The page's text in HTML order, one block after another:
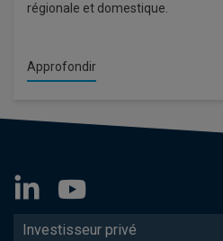
régionale et domestique.
Approfondir
Investisseur privé